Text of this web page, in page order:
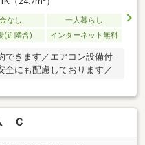
なし
一人暮らし
(近隣含) インターネット無料
できます／エアコン設備付
全にも配慮しております／
Ｃ